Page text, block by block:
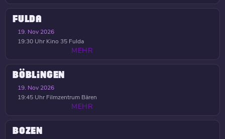
FULDA
19. Nov 2026
19:30 Uhr Kino 35 Fulda
MEHR
BÖBLINGEN
19. Nov 2026
19:45 Uhr Filmzentrum Bären
MEHR
BOZEN